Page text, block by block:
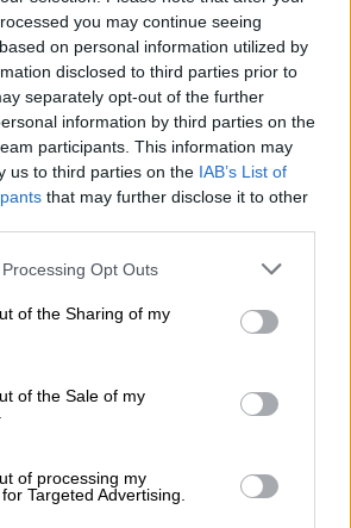
you may continue seeing
on personal information utilized by
disclosed to third parties prior to
separately opt-out of the further
information by third parties on the
participants. This information may
us to third parties on the IAB’s List of
that may further disclose it to other
Opt Outs
of the Sharing of my
of the Sale of my
of processing my
Targeted Advertising.
tercera guerra mundial?
Álvaro Frutos Rosado y Gabinete
de Crisis
Juan Manuel Beltrán
Oriente Medio:
Autoritario
y Gabinete
leonesa